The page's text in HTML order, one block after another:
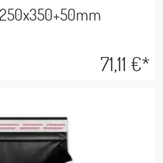
71,11 €*